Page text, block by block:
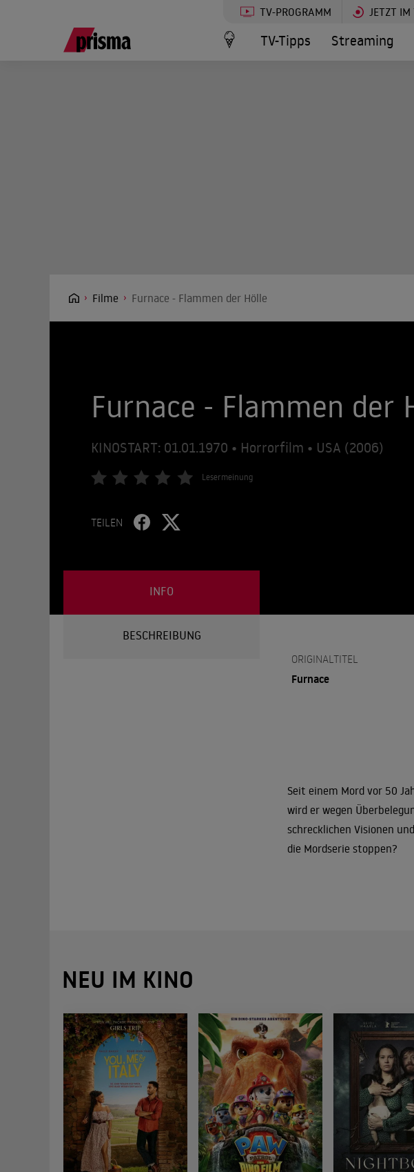
TV-PROGRAMM JETZT IM
TV-Tipps Streaming
Filme Furnace - Flammen der Hölle
Furnace - Flammen der
KINOSTART: 01.01.1970 • Horrorfilm • USA (2006)
Lesermeinung
TEILEN
INFO
BESCHREIBUNG
ORIGINALTITEL
Furnace
Seit einem Mord vor 50
wird er wegen
schrecklichen Visionen
die Mordserie stoppen?
NEU IM KINO